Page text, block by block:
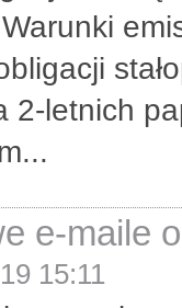
2-letnich
e-maile
15:11